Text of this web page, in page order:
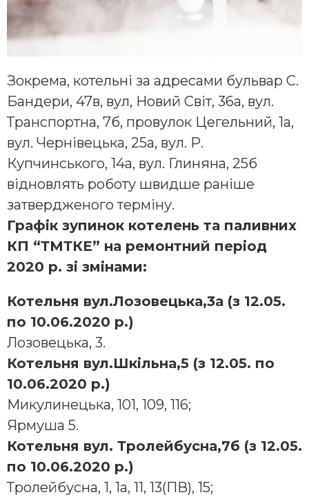
Зокрема, котельні за адресами бульвар С.
Бандери, 47в, вул, Новий Світ, 36а, вул.
Транспортна, 7б, провулок Цегельний, 1а,
вул. Чернівецька, 25а, вул. Р.
Купчинського, 14а, вул. Глиняна, 25б
відновлять роботу швидше раніше
затвердженого терміну.
Графік зупинок котелень та паливних
КП “ТМТКЕ” на ремонтний період
2020 р. зі змінами:
Котельня вул.Лозовецька,3а (з 12.05.
по 10.06.2020 р.)
Лозовецька, 3.
Котельня вул.Шкільна,5 (з 12.05. по
10.06.2020 р.)
Микулинецька, 101, 109, 116;
Ярмуша 5.
Котельня вул. Тролейбусна,7б (з 12.05.
по 10.06.2020 р.)
Тролейбусна, 1, 1а, 11, 13(ПВ), 15;